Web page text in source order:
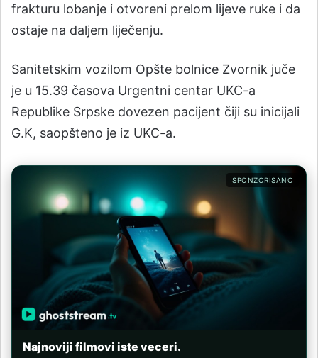
frakturu lobanje i otvoreni prelom lijeve ruke i da
ostaje na daljem liječenju.
Sanitetskim vozilom Opšte bolnice Zvornik juče
je u 15.39 časova Urgentni centar UKC-a
Republike Srpske dovezen pacijent čiji su inicijali
G.K, saopšteno je iz UKC-a.
SPONZORISANO
Najnoviji filmovi iste veceri.